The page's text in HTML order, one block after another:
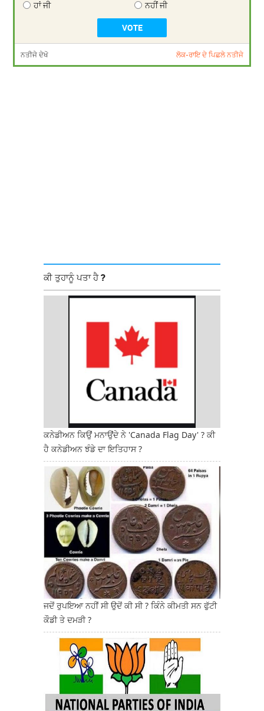
ਹਾਂ ਜੀ ਨਹੀਂ ਜੀ
ਨਤੀਜੇ ਦੇਖੋ ਲੋਕ-ਰਾਇ ਦੇ ਪਿਛਲੇ ਨਤੀਜੇ
ਕੀ ਤੁਹਾਨੂੰ ਪਤਾ ਹੈ ?
ਕਨੇਡੀਅਨ ਕਿਉਂ ਮਨਾਉਂਦੇ ਨੇ 'Canada Flag Day' ? ਕੀ
ਹੈ ਕਨੇਡੀਅਨ ਝੰਡੇ ਦਾ ਇਤਿਹਾਸ ?
ਜਦੋਂ ਰੁਪਇਆ ਨਹੀਂ ਸੀ ਉਦੋਂ ਕੀ ਸੀ ? ਕਿੰਨੇ ਕੀਮਤੀ ਸਨ ਫੁੱਟੀ
ਕੌਡੀ ਤੇ ਦਮੜੀ ?